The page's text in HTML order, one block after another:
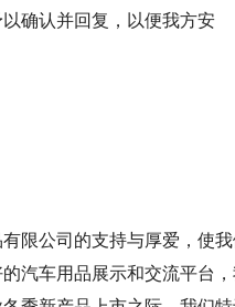
确认并回复，以便我方安
限公司的支持与厚爱，使
汽车用品展示和交流平台